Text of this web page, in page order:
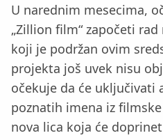
U narednim mesecima,
„Zillion film“ započeti
koji je podržan ovim
projekta još uvek nisu
očekuje da će uključivati
poznatih imena iz
nova lica koja će